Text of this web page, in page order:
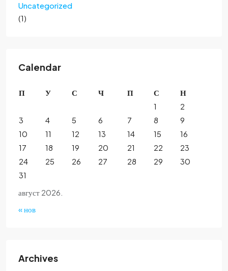
Uncategorized
(1)
Calendar
август 2026.
П У С Ч П С
Н
1
2
3
4 5 6 7 8
9
10
11 12 13 14 15
16
17
18 19 20 21 22
23
24
25 26 27 28 29
30
31
« нов
Archives